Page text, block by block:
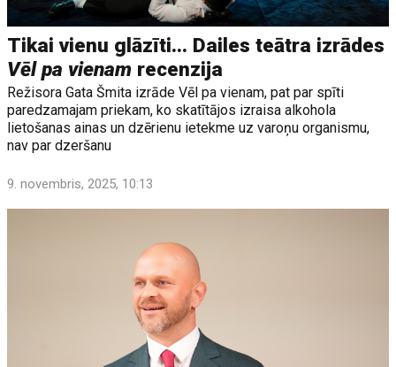
Tikai vienu glāzīti... Dailes teātra izrādes
Vēl pa vienam recenzija
Režisora Gata Šmita izrāde Vēl pa vienam, pat par spīti
paredzamajam priekam, ko skatītājos izraisa alkohola
lietošanas ainas un dzērienu ietekme uz varoņu organismu,
nav par dzeršanu
9. novembris, 2025, 10:13